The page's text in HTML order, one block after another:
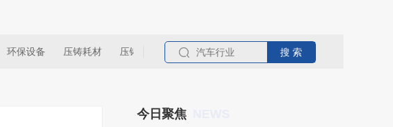
环保设备 压铸耗材 压铸名企
今日聚焦